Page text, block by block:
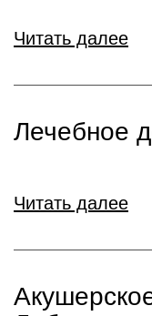
Читать далее
Лечебное
Читать далее